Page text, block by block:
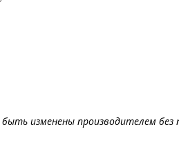
изменены производителем без